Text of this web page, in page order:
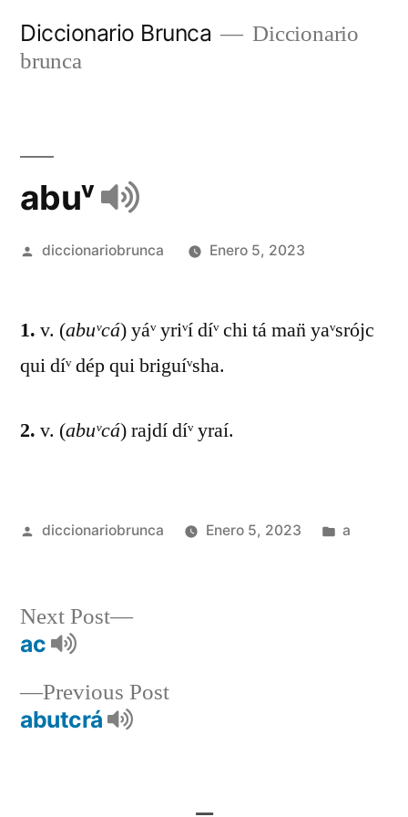
Diccionario Brunca
Diccionario
brunca
abuᵛ
diccionariobrunca Enero 5, 2023
1. v. (abuᵛcá) yáᵛ yriᵛí díᵛ chi tá man̈ yaᵛsrójc
qui díᵛ dép qui briguíᵛsha.
2. v. (abuᵛcá) rajdí díᵛ yraí.
diccionariobrunca Enero 5, 2023 a
Previous Post
abutcrá
Next Post
ac